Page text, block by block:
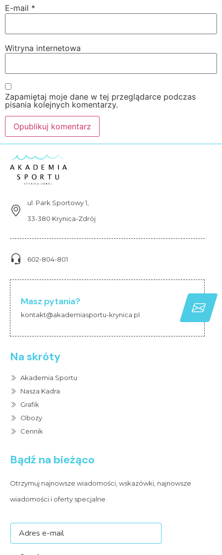
E-mail *
Witryna internetowa
Zapamiętaj moje dane w tej przeglądarce podczas
pisania kolejnych komentarzy.
ul. Park Sportowy 1,
33-380 Krynica-Zdrój
602-804-801
Masz pytania?
kontakt@akademiasportu-krynica.pl
Na skróty
Akademia Sportu
Nasza Kadra
Grafik
Obozy
Cennik
Bądź na bieżąco
Otrzymuj najnowsze wiadomości, wskazówki, najnowsze
wiadomości i oferty specjalne.